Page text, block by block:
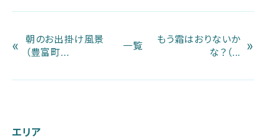
«
朝のお出掛け風景
（豊富町...
一覧
もう霜はおりないか
な？（...
»
エリア